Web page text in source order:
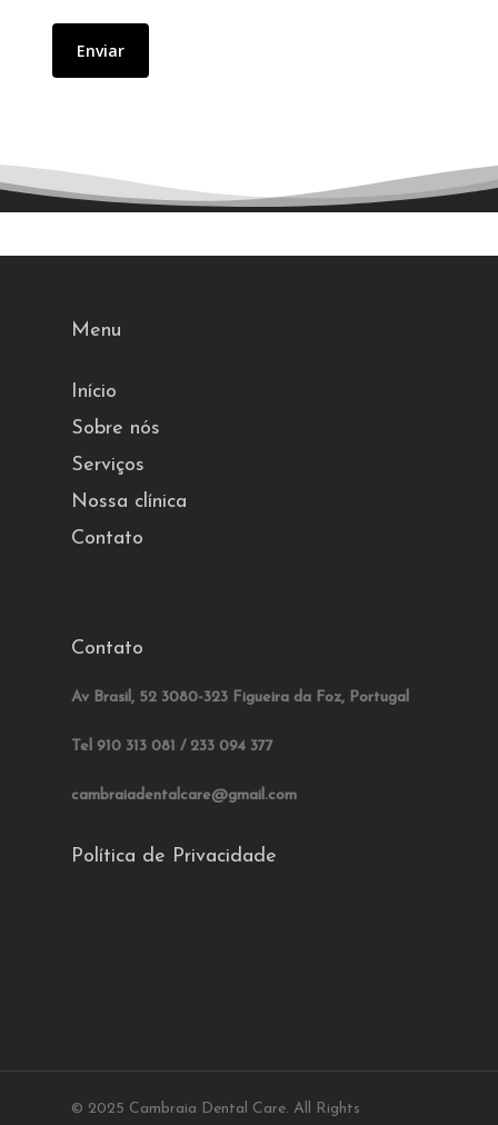
Menu
Início
Sobre nós
Serviços
Nossa clínica
Contato
Contato
Av Brasil, 52 3080-323 Figueira da Foz, Portugal
Tel 910 313 081 / 233 094 377
cambraiadentalcare@gmail.com
Política de Privacidade
© 2025 Cambraia Dental Care. All Rights